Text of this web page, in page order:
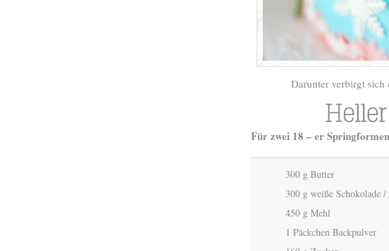
Darunter verbirgt sich
Für zwei 18 – er Springformen
300 g Butter
300 g weiße Schokolade
450 g Mehl
1 Päckchen Backpulver